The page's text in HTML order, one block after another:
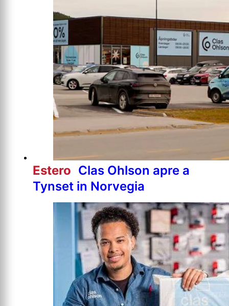
Estero Clas Ohlson apre a
Tynset in Norvegia